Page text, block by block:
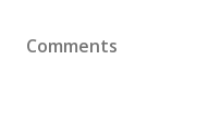
Comments